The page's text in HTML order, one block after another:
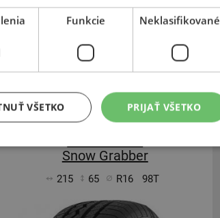
184,20 €
–
Na predajni v Bratislave do 3-8 prac. dní.
Centrálny sklad ČR 20 ks.
-27%
Snow Grabber
215 65 R16 98T
Funkcie Neklasifikované
PRIJAŤ VŠETKO
VŠETKO